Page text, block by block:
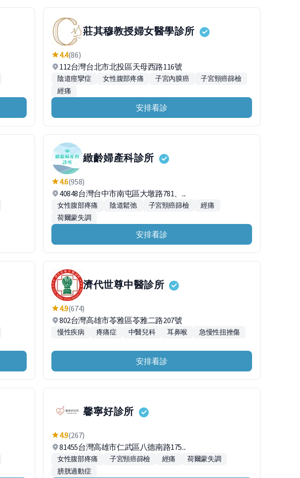
莊其穆教授婦女醫學診所
4.4(86)
112台灣台北市北投區天母西路116號
陰道痙攣症 女性腹部疼痛 子宮內膜癌
子宮頸癌篩檢
經痛
安排看診
緻齡婦產科診所
4.6(958)
40848台灣台中市南屯區大墩路781、...
女性腹部疼痛 陰道鬆弛 子宮頸癌篩檢
經痛
荷爾蒙失調
安排看診
濟代世尊中醫診所
4.9(674)
802台灣高雄市苓雅區苓雅二路207號
慢性疾病 疼痛症 中醫兒科 耳鼻喉 急慢性扭挫傷
安排看診
馨寧好診所
4.9(267)
81455台灣高雄市仁武區八德南路175...
女性腹部疼痛 子宮頸癌篩檢 經痛
荷爾蒙失調
膀胱過動症